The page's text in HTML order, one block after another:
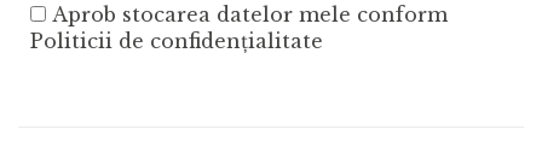
Aprob stocarea datelor mele conform
Politicii de confidențialitate